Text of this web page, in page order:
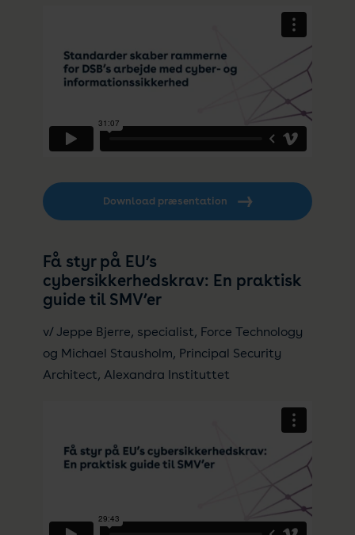
Download præsentation
Få styr på EU’s
cybersikkerhedskrav: En praktisk
guide til SMV’er
v/ Jeppe Bjerre, specialist, Force Technology
og Michael Stausholm, Principal Security
Architect, Alexandra Instituttet